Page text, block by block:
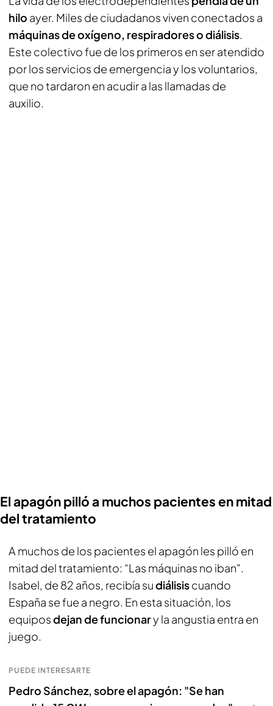
hilo ayer. Miles de ciudadanos viven conectados a
máquinas de oxígeno, respiradores o diálisis.
Este colectivo fue de los primeros en ser atendido
por los servicios de emergencia y los voluntarios,
que no tardaron en acudir a las llamadas de
auxilio.
El apagón pilló a muchos pacientes en mitad
del tratamiento
A muchos de los pacientes el apagón les pilló en
mitad del tratamiento: “Las máquinas no iban".
Isabel, de 82 años, recibía sudiálisiscuando
España se fue a negro. En esta situación, los
equiposdejan de funcionary la angustia entra en
juego.
PUEDE INTERESARTE
Pedro Sánchez, sobre el apagón: "Se han